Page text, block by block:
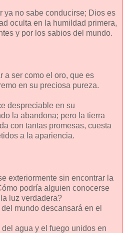
ya no sabe conducirse; Dios es
oculta en la humildad primera,
y por los sabios del mundo.
a ser como el oro, que es
en su preciosa pureza.
despreciable en su
la abandona; pero la tierra
con tantas promesas, cuesta
a la apariencia.
exteriormente sin encontrar la
podría alguien conocerse
luz verdadera?
mundo descansará en el
del agua y el fuego unidos en